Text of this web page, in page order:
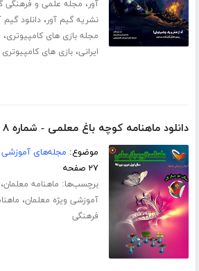
آور، مجله علمی و فرهنگی
نشریه گیم آور،دانلود گیم
مجله بازی های کامپیوتری،
ایرانی،بازی های کامپیوتری
دانلود ماهنامه کوچه باغ معلمی - شماره ۸
موضوع: مجله‌های آموزشی
۲۷ صفحه
برچسب‌ها: ماهنامه معلمان،
آموزشی ویژه معلمان،
فرهنگی